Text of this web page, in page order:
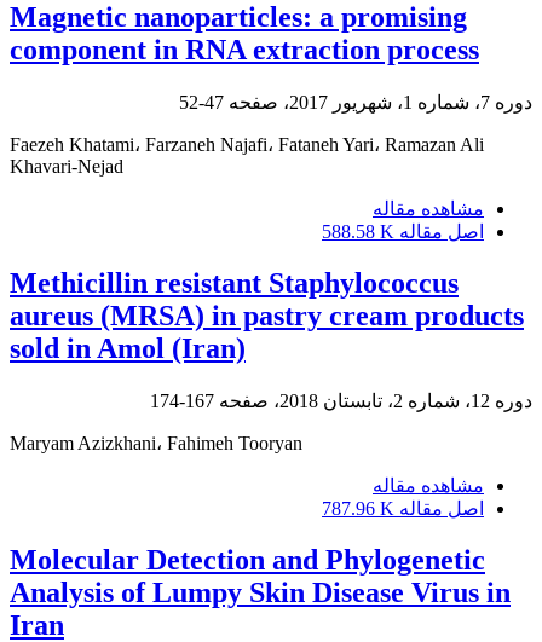
Magnetic nanoparticles: a promising
component in RNA extraction process
دوره 7، شماره 1، شهریور 2017، صفحه 47-52
Faezeh Khatami، Farzaneh Najafi، Fataneh Yari، Ramazan Ali
Khavari-Nejad
مشاهده مقاله
اصل مقاله 588.58 K
Methicillin resistant Staphylococcus
aureus (MRSA) in pastry cream products
sold in Amol (Iran)
دوره 12، شماره 2، تابستان 2018، صفحه 167-174
Maryam Azizkhani، Fahimeh Tooryan
مشاهده مقاله
اصل مقاله 787.96 K
Molecular Detection and Phylogenetic
Analysis of Lumpy Skin Disease Virus in
Iran